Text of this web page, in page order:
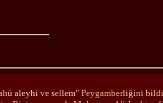
aleyhi ve sellem" Peygamberliğini